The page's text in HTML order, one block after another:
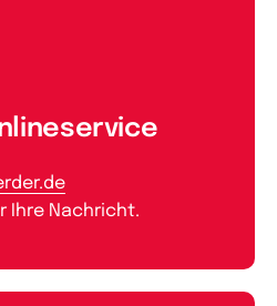
Ihre Nachricht.